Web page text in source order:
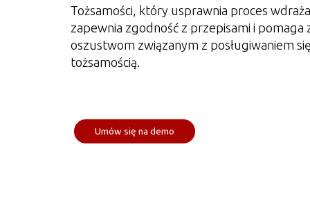
Tożsamości, który usprawnia proces
zapewnia zgodność z przepisami i pomaga
oszustwom związanym z posługiwaniem
tożsamością.
Umów się na demo